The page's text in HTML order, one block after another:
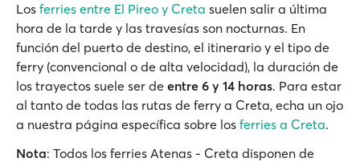
Los ferries entre El Pireo y Creta suelen salir a última
hora de la tarde y las travesías son nocturnas. En
función del puerto de destino, el itinerario y el tipo de
ferry (convencional o de alta velocidad), la duración de
los trayectos suele ser de entre 6 y 14 horas. Para estar
al tanto de todas las rutas de ferry a Creta, echa un ojo
a nuestra página específica sobre los ferries a Creta.
Nota: Todos los ferries Atenas - Creta disponen de